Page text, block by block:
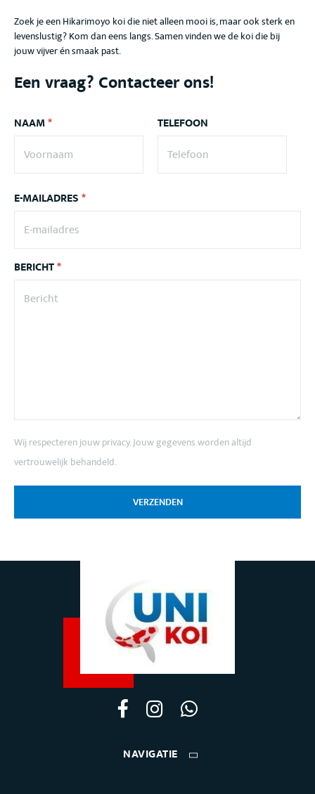
Zoek je een Hikarimoyo koi die niet alleen mooi is, maar ook sterk en
levenslustig? Kom dan eens langs. Samen vinden we de koi die bij
jouw vijver én smaak past.
Een vraag? Contacteer ons!
NAAM* TELEFOON
E-MAILADRES*
BERICHT*
Wij respecteren jouw privacy. Jouw gegevens worden altijd
vertrouwelijk behandeld.
VERZENDEN
NAVIGATIE